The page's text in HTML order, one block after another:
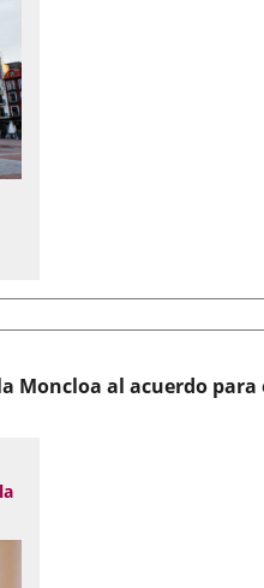
Moncloa al acuerdo para